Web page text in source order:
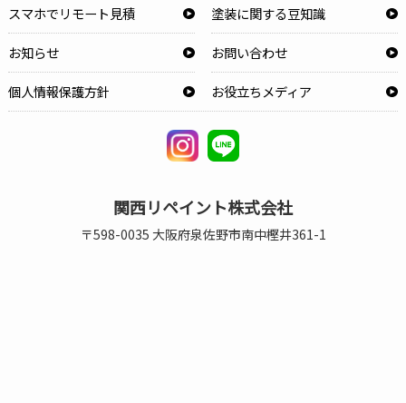
スマホでリモート見積 塗装に関する豆知識
お知らせ お問い合わせ
個人情報保護方針 お役立ちメディア
関西リペイント株式会社
〒598-0035 大阪府泉佐野市南中樫井361-1